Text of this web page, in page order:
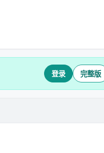
去，就像你做饭时菜板在
引擎共享同一块内存。数
Max 各提供 128GB 统一内
理技巧，但核心逻辑是通
登录 完整版